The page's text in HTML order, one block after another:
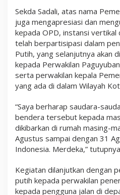
Sekda Sadali, atas nama
juga mengapresiasi dan
kepada OPD, instansi vertikal
telah berpartisipasi dalam
Putih, yang selanjutnya akan
kepada Perwakilan
serta perwakilan kepala
yang ada di dalam Wilayah
“Saya berharap saudara-
bendera tersebut kepada
dikibarkan di rumah masing-
Agustus sampai dengan 31
Indonesia. Merdeka,”
Kegiatan dilanjutkan dengan
putih kepada perwakilan
kepada pengguna jalan di